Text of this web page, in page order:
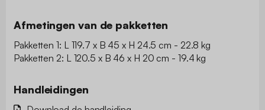
Afmetingen van de pakketten
Pakketten 1: L 119.7 x B 45 x H 24.5 cm - 22.8 kg
Pakketten 2: L 120.5 x B 46 x H 20 cm - 19.4 kg
Handleidingen